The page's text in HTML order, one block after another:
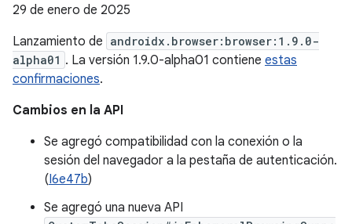
29 de enero de 2025
Lanzamiento de androidx.browser:browser:1.9.0-
alpha01 . La versión 1.9.0-alpha01 contiene estas
confirmaciones.
Cambios en la API
Se agregó compatibilidad con la conexión o la
sesión del navegador a la pestaña de autenticación.
(I6e47b)
Se agregó una nueva API